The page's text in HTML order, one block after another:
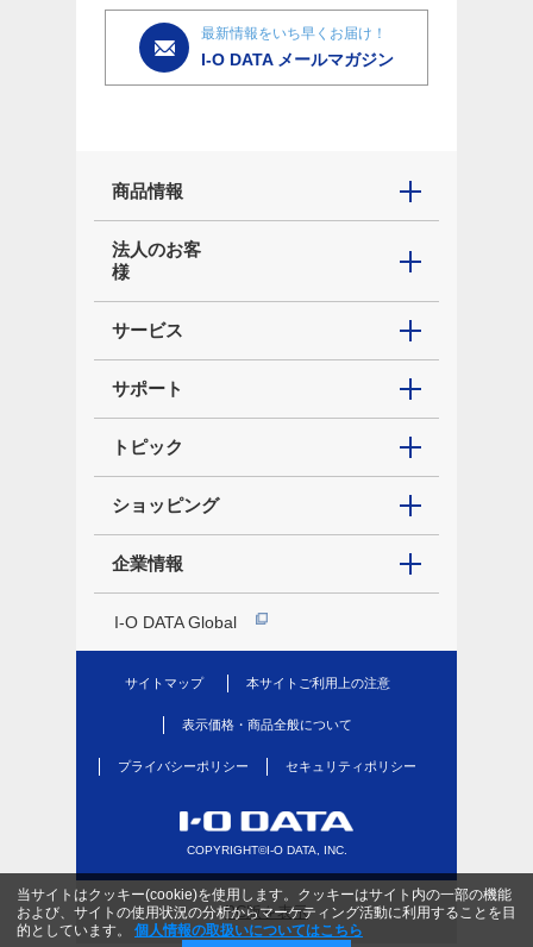
最新情報をいち早くお届け！
I-O DATA メールマガジン
商品情報
法人のお客
様
サービス
サポート
トピック
ショッピング
企業情報
I-O DATA Global
サイトマップ 本サイトご利用上の注意
表示価格・商品全般について
プライバシーポリシー セキュリティポリシー
COPYRIGHT©I-O DATA, INC.
当サイトはクッキー(cookie)を使用します。クッキーはサイト内の一部の機能
および、サイトの使用状況の分析からマーケティング活動に利用することを目
的としています。
個人情報の取扱いについてはこちら
PC版を表示